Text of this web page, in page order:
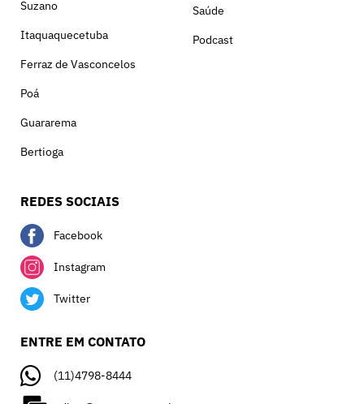
Suzano
Itaquaquecetuba
Ferraz de Vasconcelos
Poá
Guararema
Bertioga
Saúde
Podcast
REDES SOCIAIS
Facebook
Instagram
Twitter
ENTRE EM CONTATO
(11)4798-8444